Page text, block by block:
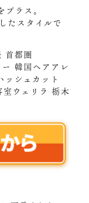
ラス。
たスタイルで
都圏
韓国ヘアアレ
シュカット
ウェリラ 栃木